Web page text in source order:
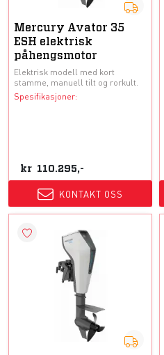
Mercury Avator 35
ESH elektrisk
påhengsmotor
Elektrisk modell med kort
stamme, manuell tilt og rorkult.
Spesifikasjoner:
kr 110.295,-
KONTAKT OSS